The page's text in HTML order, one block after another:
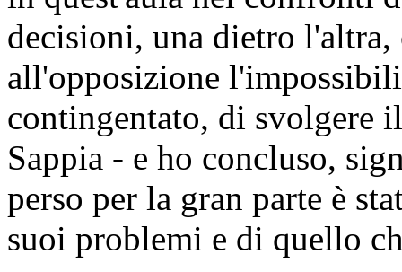
decisioni, una dietro
all'opposizione
contingentato, di svolgere
Sappia - e ho concluso,
perso per la gran parte è
suoi problemi e di quello